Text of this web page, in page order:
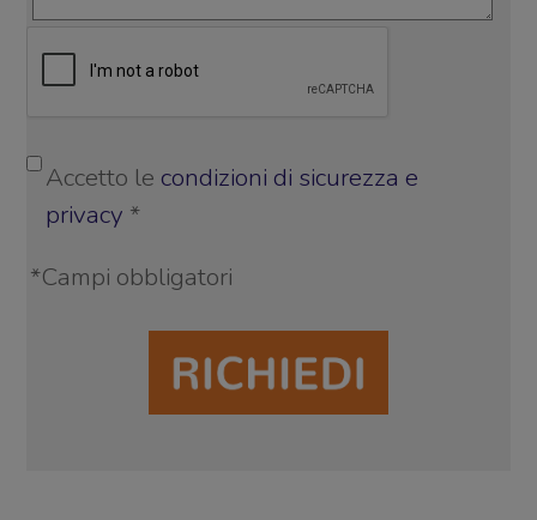
Accetto le condizioni di sicurezza e
privacy *
*Campi obbligatori